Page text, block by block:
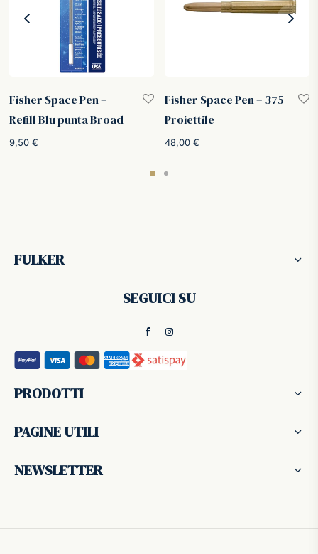
Fisher Space Pen –
Refill Blu punta Broad
9,50 €
Fisher Space Pen – 375
Proiettile
48,00 €
FULKER
SEGUICI SU
PRODOTTI
PAGINE UTILI
NEWSLETTER